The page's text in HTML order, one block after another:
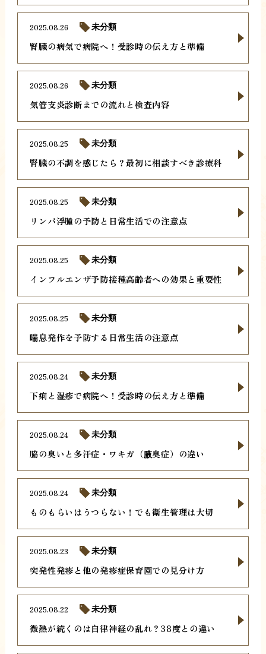
腎臓の病気で病院へ！受診時の伝え方と準備
2025.08.26 未分類
気管支炎診断までの流れと検査内容
2025.08.26 未分類
腎臓の不調を感じたら？最初に相談すべき診療科
2025.08.25 未分類
リンパ浮腫の予防と日常生活での注意点
2025.08.25 未分類
インフルエンザ予防接種高齢者への効果と重要性
2025.08.25 未分類
喘息発作を予防する日常生活の注意点
2025.08.25 未分類
下痢と湿疹で病院へ！受診時の伝え方と準備
2025.08.24 未分類
脇の臭いと多汗症・ワキガ（腋臭症）の違い
2025.08.24 未分類
ものもらいはうつらない！でも衛生管理は大切
2025.08.24 未分類
突発性発疹と他の発疹症保育園での見分け方
2025.08.23 未分類
微熱が続くのは自律神経の乱れ？38度との違い
2025.08.22 未分類